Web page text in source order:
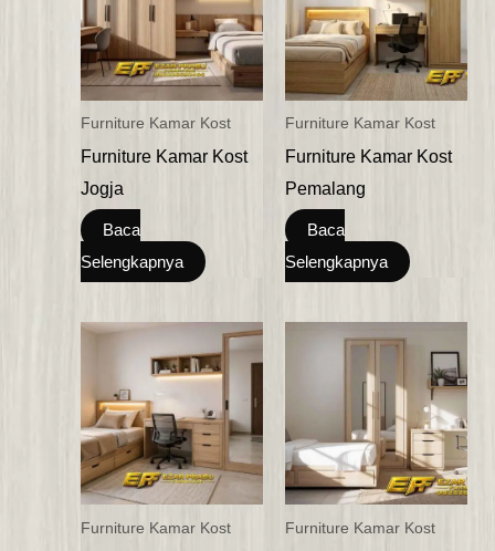
Furniture Kamar Kost
Furniture Kamar Kost
Jogja
Baca
Selengkapnya
Furniture Kamar Kost
Furniture Kamar Kost
Pemalang
Baca
Selengkapnya
Furniture Kamar Kost Furniture Kamar Kost